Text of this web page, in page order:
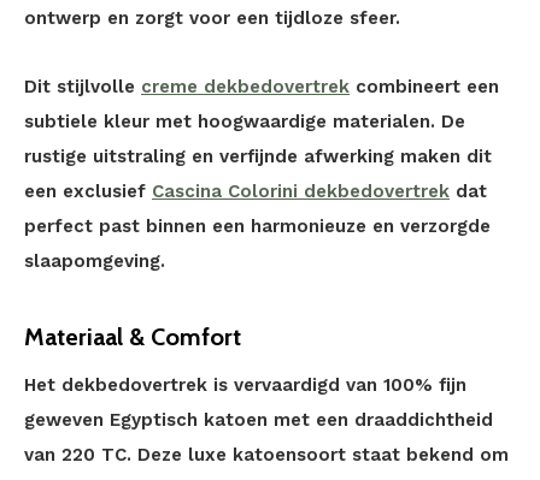
ontwerp en zorgt voor een tijdloze sfeer.
Dit stijlvolle creme dekbedovertrek combineert een
subtiele kleur met hoogwaardige materialen. De
rustige uitstraling en verfijnde afwerking maken dit
een exclusief Cascina Colorini dekbedovertrek dat
perfect past binnen een harmonieuze en verzorgde
slaapomgeving.
Materiaal & Comfort
Het dekbedovertrek is vervaardigd van 100% fijn
geweven Egyptisch katoen met een draaddichtheid
van 220 TC. Deze luxe katoensoort staat bekend om